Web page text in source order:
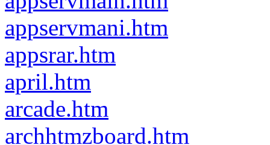
appservmani.htm
appsrar.htm
april.htm
arcade.htm
archhtmzboard.htm